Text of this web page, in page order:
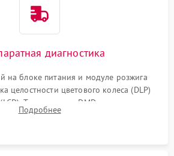
диагностика
на блоке питания и модуле розжига
целостности цветового колеса (DLP)
Тестирование DMD-чипа, датчиков
оптопар с помощью мультиметра и
Подробнее